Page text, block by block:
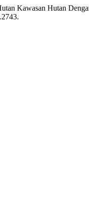
Kawasan Hutan